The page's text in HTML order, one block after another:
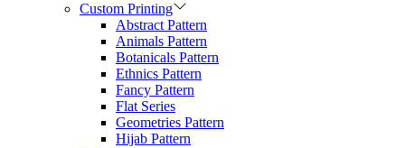
Custom Printing
Abstract Pattern
Animals Pattern
Botanicals Pattern
Ethnics Pattern
Fancy Pattern
Flat Series
Geometries Pattern
Hijab Pattern